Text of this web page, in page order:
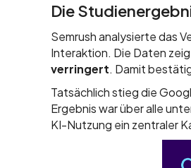
Die
Semrush analysierte das
Interaktion. Die Daten
verringert. Damit
Tatsächlich stieg die
Ergebnis war über alle
KI-Nutzung ein zentraler